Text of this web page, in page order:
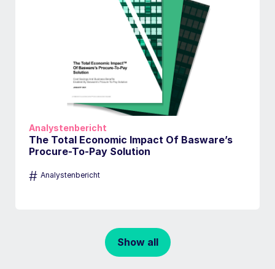
Analystenbericht
The Total Economic Impact Of Basware’s
Procure-To-Pay Solution
# Analystenbericht
Show all